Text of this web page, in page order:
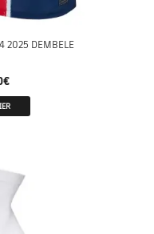
2025 DEMBELE
€